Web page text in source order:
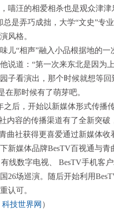
喵汪的相爱相杀也是观众津
是弄巧成拙，大学“文史”专
风格。
儿“相声”融入小品根据地的
说道：“第一次来东北是因为
子看演出，那个时候就想等
在那时候有了萌芽吧。
之后，开始以新媒体形式传播
内容的传播渠道有了全新突
曲社获得更喜爱通过新媒体收
新媒体品牌BesTV百视通与青
线数字电视、 BesTV手机客
26场巡演。随后开始利用
认可。
科技世界网 ）